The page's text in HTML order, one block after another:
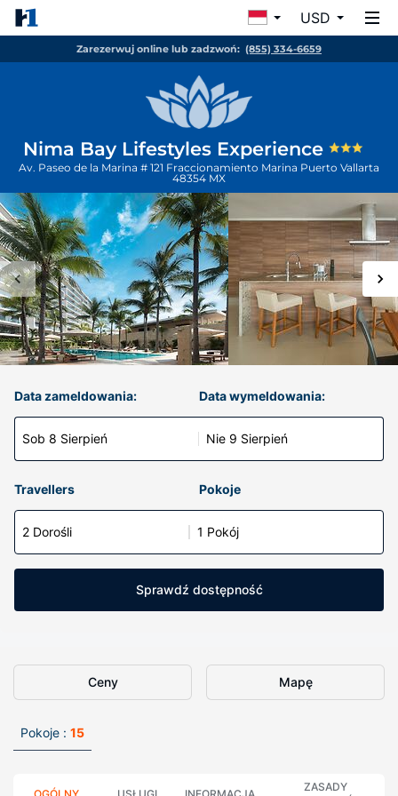
USD
Zarezerwuj online lub zadzwoń: (855) 334-6659
Nima Bay Lifestyles Experience
Av. Paseo de la Marina # 121 Fraccionamiento Marina Puerto Vallarta
48354 MX
Data zameldowania:
Sob 8 Sierpień
Data wymeldowania:
Nie 9 Sierpień
Travellers Pokoje
2 Dorośli 1 Pokój
Sprawdź dostępność
Ceny Mapę
Pokoje : 15
ZASADY